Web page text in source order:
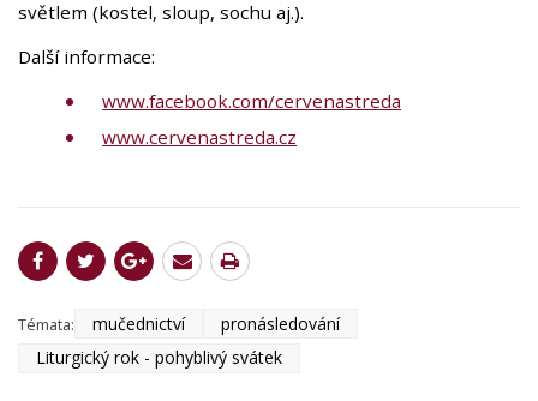
světlem (kostel, sloup, sochu aj.).
Další informace:
www.facebook.com/cervenastreda
www.cervenastreda.cz
Témata: mučednictví
pronásledování
Liturgický rok - pohyblivý svátek